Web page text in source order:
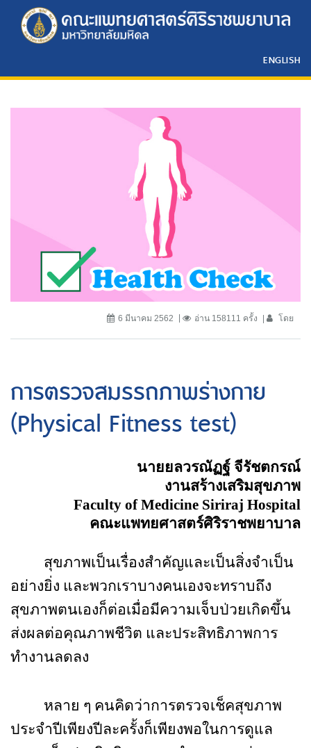
ENGLISH
6 มีนาคม 2562 อ่าน 158111 ครั้ง โดย
การตรวจสมรรถภาพร่างกาย
(Physical Fitness test)
นายยลวรณัฏฐ์ จีรัชตกรณ์
งานสร้างเสริมสุขภาพ
Faculty of Medicine Siriraj Hospital
คณะแพทยศาสตร์ศิริราชพยาบาล
สุขภาพเป็นเรื่องสำคัญและเป็นสิ่งจำเป็น
อย่างยิ่ง และพวกเราบางคนเองจะทราบถึง
สุขภาพตนเองก็ต่อเมื่อมีความเจ็บป่วยเกิดขึ้น
ส่งผลต่อคุณภาพชีวิต และประสิทธิภาพการ
ทำงานลดลง
หลาย ๆ คนคิดว่าการตรวจเช็คสุขภาพ
ประจำปีเพียงปีละครั้งก็เพียงพอในการดูแล